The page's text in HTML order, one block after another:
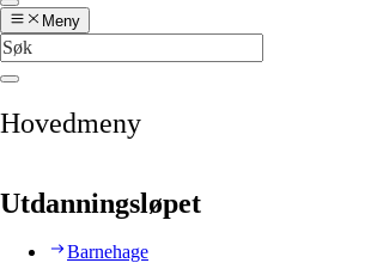
Meny
Hovedmeny
Utdanningsløpet
Barnehage